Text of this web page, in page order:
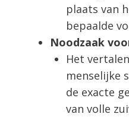
plaats van
bepaalde
Noodzaak
Het
menselijke
de exacte
van volle